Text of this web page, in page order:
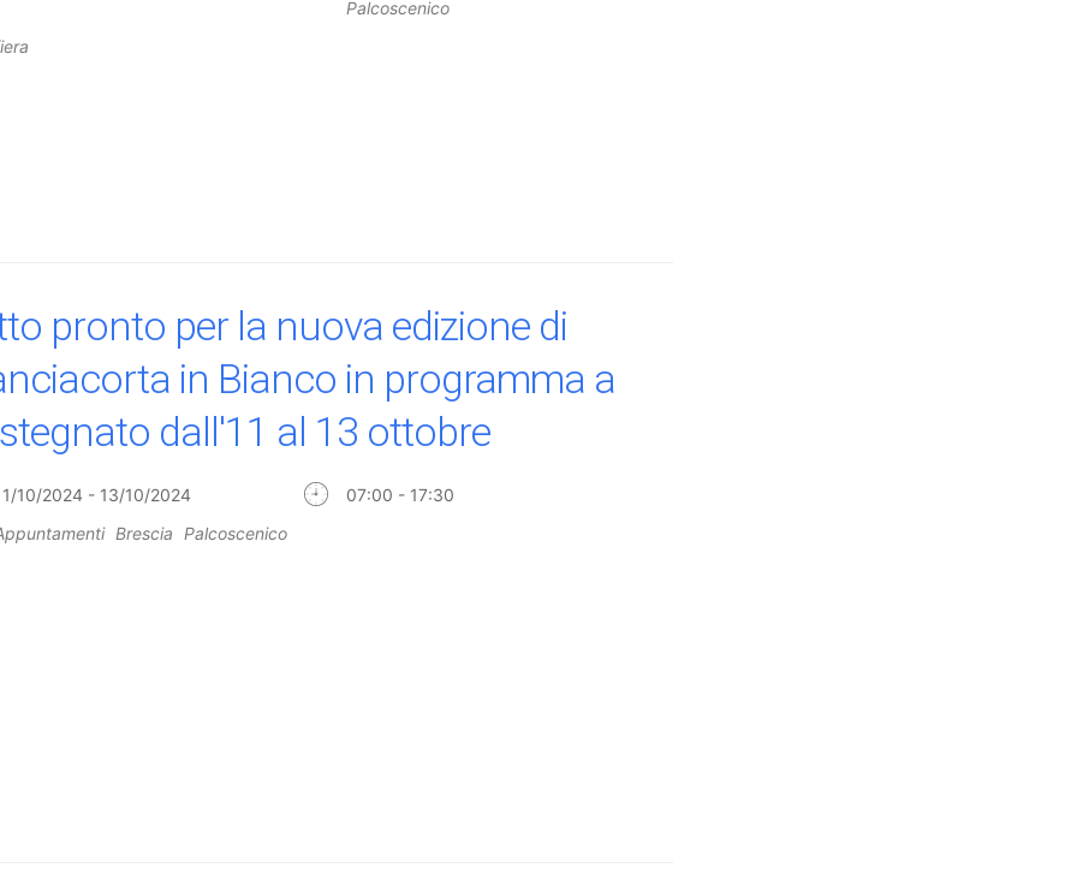
Palcoscenico
pronto per la nuova edizione di
in Bianco in programma a
dall'11 al 13 ottobre
10/2024 - 13/10/2024
07:00 - 17:30
Brescia Palcoscenico